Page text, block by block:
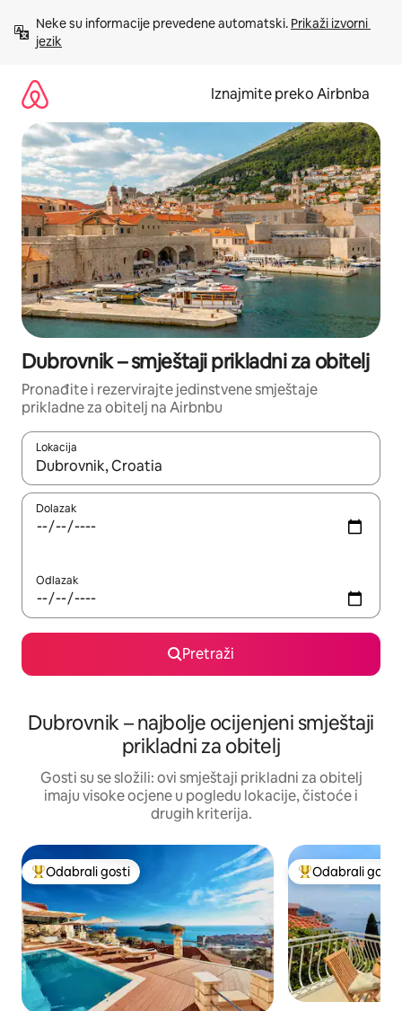
sadržaj
Neke su informacije prevedene automatski. Prikaži izvorni
jezik
Iznajmite preko Airbnba
Dubrovnik – smještaji prikladni za obitelj
Pronađite i rezervirajte jedinstvene smještaje
prikladne za obitelj na Airbnbu
Lokacija
Kada budu dostupni rezultati, moći ćete ih pregledati
Dolazak
Odlazak
Pretraži
Dubrovnik – najbolje ocijenjeni smještaji
prikladni za obitelj
Gosti su se složili: ovi smještaji prikladni za obitelj
imaju visoke ocjene u pogledu lokacije, čistoće i
drugih kriterija.
Među najviše rangiranima s oznakom „Odabrali gosti”
Odabrali gosti Među najviše
Odabrali gosti